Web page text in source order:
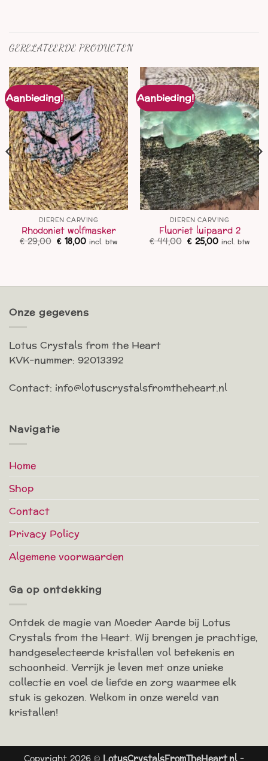
GERELATEERDE PRODUCTEN
Aanbieding!
DIEREN CARVING
Rhodoniet wolfmasker
€29,00 Oorspronkelijke
prijs
€ 18,00Huidige
prijs
incl. btw
Aanbieding!
DIEREN CARVING
Fluoriet luipaard 2
€44,00 Oorspronkelijke
prijs
€ 25,00Huidige
prijs
incl. btw
Onze gegevens
Lotus Crystals from the Heart
KVK-nummer: 92013392
Contact: info@lotuscrystalsfromtheheart.nl
Navigatie
Home
Shop
Contact
Privacy Policy
Algemene voorwaarden
Ga op ontdekking
Ontdek de magie van Moeder Aarde bij Lotus
Crystals from the Heart. Wij brengen je prachtige,
handgeselecteerde kristallen vol betekenis en
schoonheid. Verrijk je leven met onze unieke
collectie en voel de liefde en zorg waarmee elk
stuk is gekozen. Welkom in onze wereld van
kristallen!